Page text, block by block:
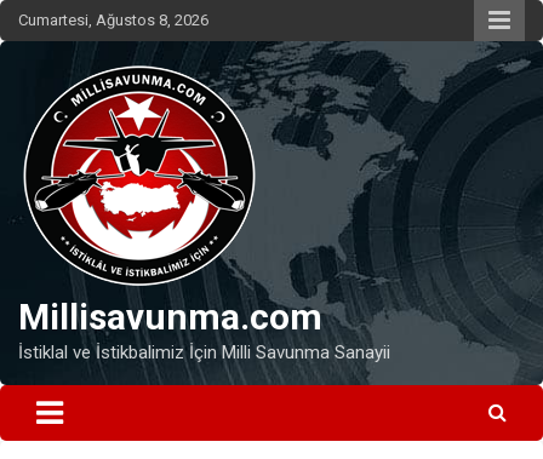
Skip
to
Cumartesi, Ağustos 8, 2026
Millisavunma.com
İstiklal ve İstikbalimiz İçin Milli Savunma Sanayii